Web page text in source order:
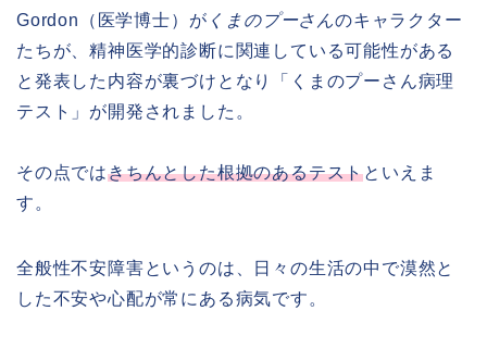
Gordon（医学博士）が くまのプーさんのキャラクター
たちが、精神医学的診断に関連している可能性がある
と発表した内容が裏づけとなり「くまのプーさん病理
テスト」が開発されました。
その点ではきちんとした根拠のあるテストといえま
す。
全般性不安障害というのは、日々の生活の中で漠然と
した不安や心配が常にある病気です。